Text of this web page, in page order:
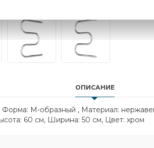
ОПИСАНИЕ
Форма: М-образный , Материал:
60 см, Ширина: 50 см, Цвет: хром